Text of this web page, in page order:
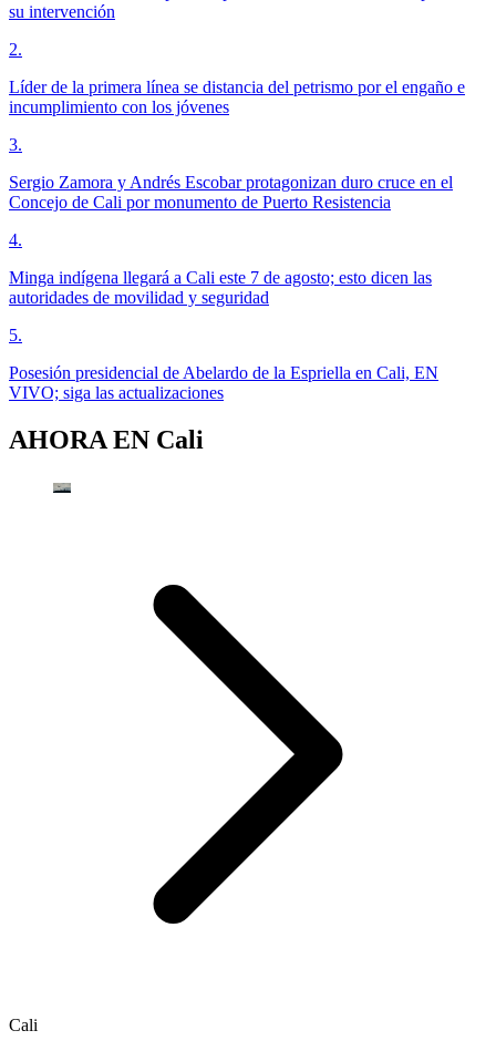
su intervención
2.
Líder de la primera línea se distancia del petrismo por el engaño e
incumplimiento con los jóvenes
3.
Sergio Zamora y Andrés Escobar protagonizan duro cruce en el
Concejo de Cali por monumento de Puerto Resistencia
4.
Minga indígena llegará a Cali este 7 de agosto; esto dicen las
autoridades de movilidad y seguridad
5.
Posesión presidencial de Abelardo de la Espriella en Cali, EN
VIVO; siga las actualizaciones
AHORA EN Cali
Cali